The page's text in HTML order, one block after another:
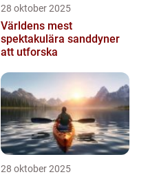
28 oktober 2025
Världens mest
spektakulära sanddyner
att utforska
28 oktober 2025